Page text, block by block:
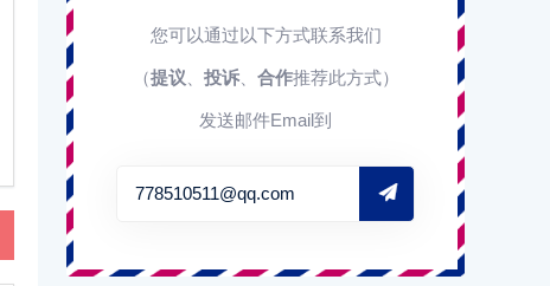
您可以通过以下方式联系我们
（提议 投诉、 合作推荐此方式）
发送邮件Email到
778510511@qq.com